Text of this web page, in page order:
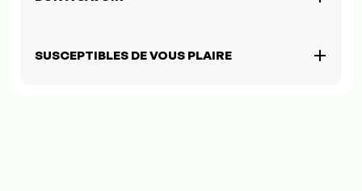
SUSCEPTIBLES DE VOUS PLAIRE